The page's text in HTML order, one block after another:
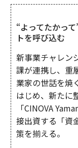
“よってたかっ
トを呼び込む
新事業チャレン
課が連携し、重
業家の世話を焼
はじめ、新たに
「CINOVA
接出資する「資
策を揃える。